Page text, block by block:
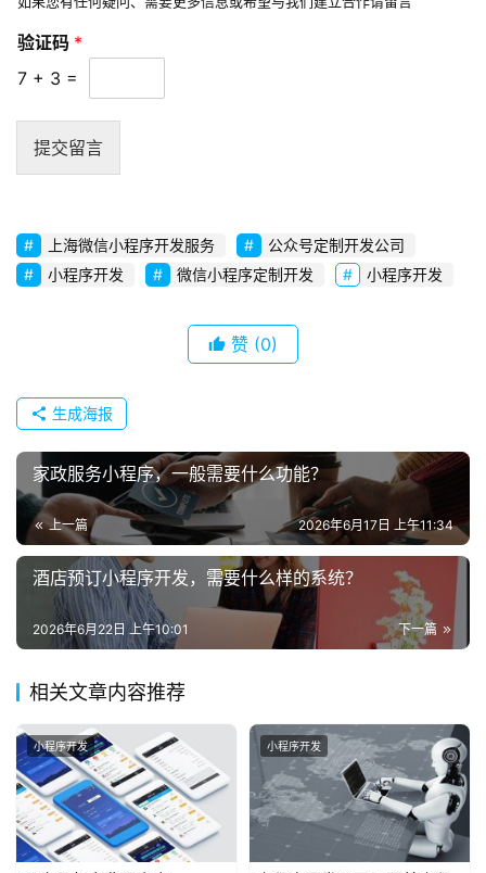
验
证
码
验
验证码 *
7 + 3 =
提交留言
上海微信小程序开发服务
公众号定制开发公司
小程序开发
微信小程序定制开发 小程序开发
赞 (0)
生成海报
家政服务小程序，一般需要什么功能？
上一篇 2026年6月17日 上午11:34
酒店预订小程序开发，需要什么样的系统？
下一篇
2026年6月22日 上午10:01
相关文章内容推荐
小程序开发 小程序开发